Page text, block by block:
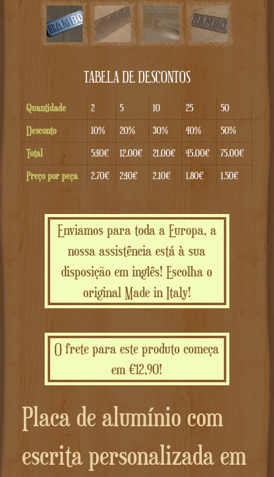
TABELA DE DESCONTOS
Quantidade 2 5 10 25
50
Desconto
10% 20% 30% 40%
50%
Total
5.40€ 12.00€ 21.00€ 45.00€
75.00€
Preço por peça
2.70€ 2.40€ 2.10€ 1.80€ 1.50€
Enviamos para toda a Europa, a
nossa assistência está à sua
disposição em inglês! Escolha o
original Made in Italy!
O frete para este produto começa
em €12,90!
Placa de alumínio com
escrita personalizada em